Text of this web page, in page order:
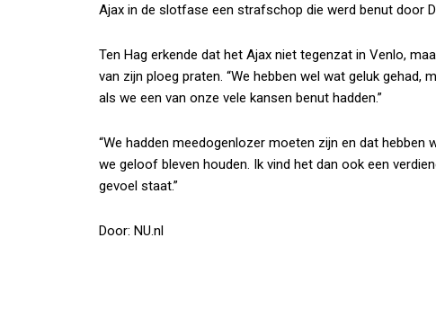
Ajax in de slotfase een strafschop die werd benut door
Ten Hag erkende dat het Ajax niet tegenzat in Venlo,
van zijn ploeg praten. “We hebben wel wat geluk gehad,
als we een van onze vele kansen benut hadden.”
“We hadden meedogenlozer moeten zijn en dat
we geloof bleven houden. Ik vind het dan ook een
gevoel staat.”
Door: NU.nl